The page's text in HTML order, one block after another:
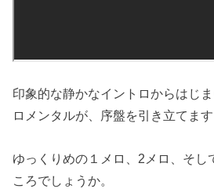
印象的な静かなイントロからはじ
ロメンタルが、序盤を引き立てます
ゆっくりめの１メロ、2メロ、そし
ころでしょうか。